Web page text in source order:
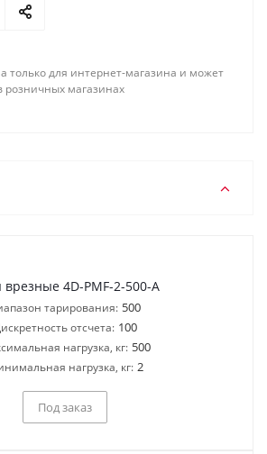
только для интернет-магазина и может
розничных магазинах
врезные 4D-PMF-2-500-A
тарирования: 500
отсчета: 100
нагрузка, кг: 500
нагрузка, кг: 2
Под заказ